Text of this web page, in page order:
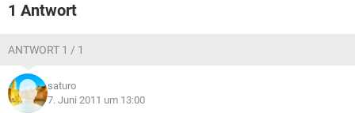
1 Antwort
ANTWORT 1 / 1
saturo
7. Juni 2011 um 13:00